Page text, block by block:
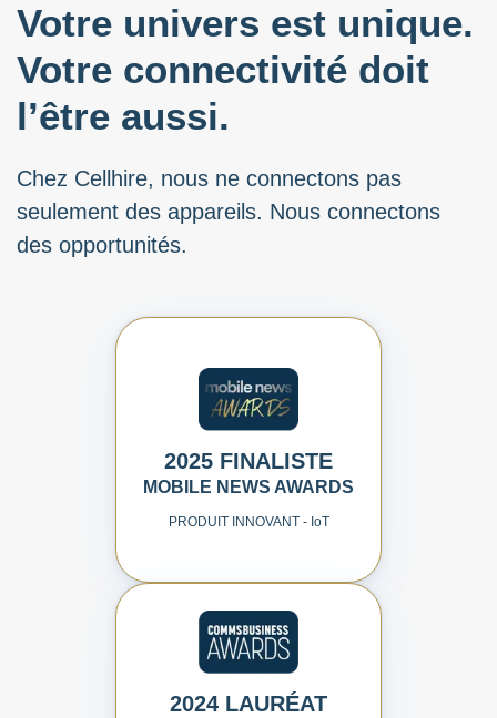
Votre univers est unique.
Votre connectivité doit
l’être aussi.
Chez Cellhire, nous ne connectons pas
seulement des appareils. Nous connectons
des opportunités.
2025 FINALISTE
MOBILE NEWS AWARDS
PRODUIT INNOVANT - IoT
2024 LAURÉAT